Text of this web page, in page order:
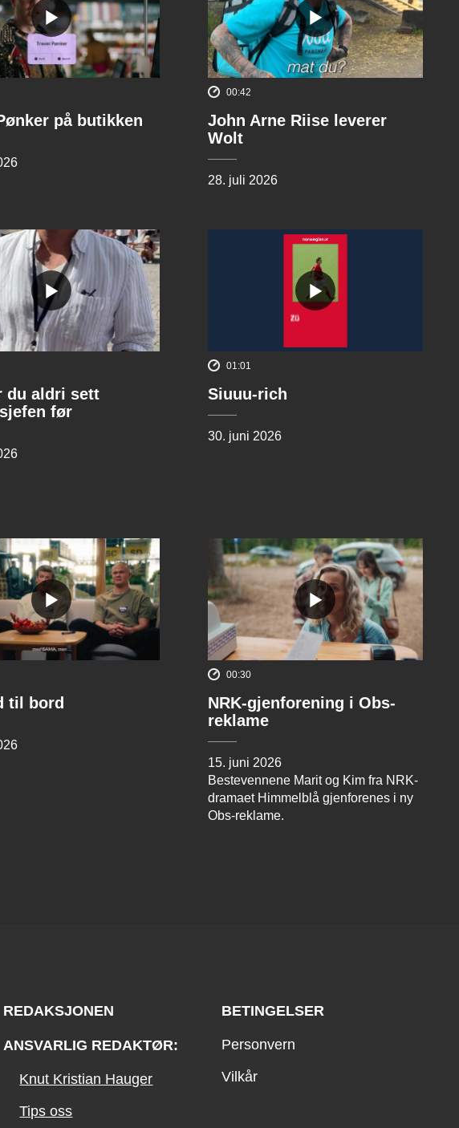
på butikken
00:42
John Arne Riise leverer
Wolt
28. juli 2026
du aldri sett
før
01:01
Siuuu-rich
30. juni 2026
til bord
00:30
NRK-gjenforening i Obs-
reklame
15. juni 2026
Bestevennene Marit og Kim fra NRK-
dramaet Himmelblå gjenforenes i ny
Obs-reklame.
REDAKSJONEN
ANSVARLIG REDAKTØR:
Knut Kristian Hauger
Tips oss
BETINGELSER
Personvern
Vilkår